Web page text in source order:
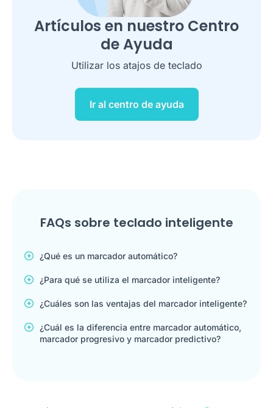
Artículos en nuestro Centro
de Ayuda
Utilizar los atajos de teclado
Ir al centro de ayuda
FAQs sobre teclado inteligente
¿Qué es un marcador automático?
¿Para qué se utiliza el marcador inteligente?
¿Cuáles son las ventajas del marcador inteligente?
¿Cuál es la diferencia entre marcador automático,
marcador progresivo y marcador predictivo?